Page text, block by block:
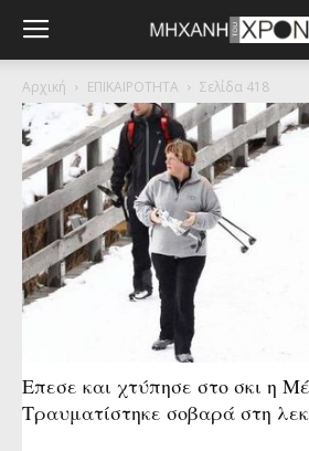
Αρχική ΕΠΙΚΑΙΡΟΤΗΤΑ Σελίδα 418
Επεσε και χτύπησε στο σκι η
Τραυματίστηκε σοβαρά στη